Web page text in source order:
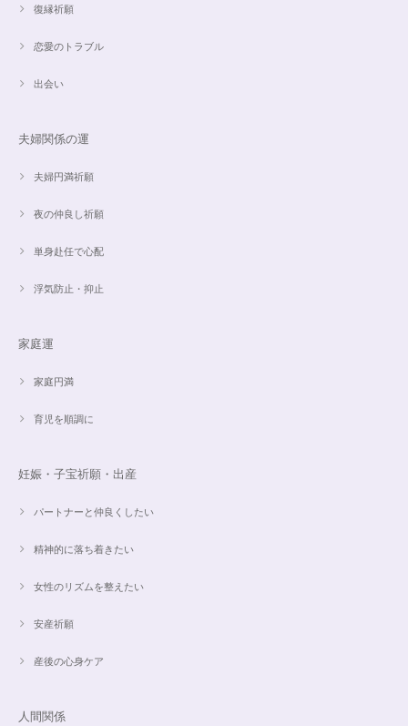
復縁祈願
恋愛のトラブル
出会い
夫婦関係の運
夫婦円満祈願
夜の仲良し祈願
単身赴任で心配
浮気防止・抑止
家庭運
家庭円満
育児を順調に
妊娠・子宝祈願・出産
パートナーと仲良くしたい
精神的に落ち着きたい
女性のリズムを整えたい
安産祈願
産後の心身ケア
人間関係